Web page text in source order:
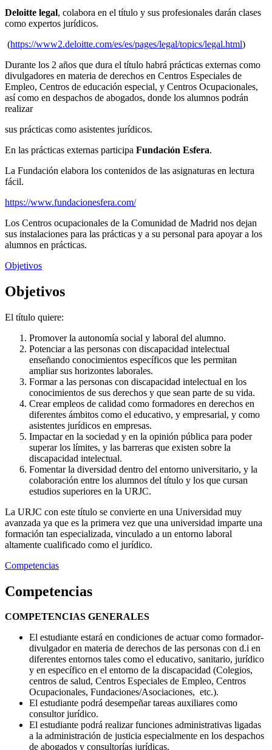
Deloitte legal, colabora en el título y sus profesionales darán clases
como expertos jurídicos.
(https://www2.deloitte.com/es/es/pages/legal/topics/legal.html)
Durante los 2 años que dura el título habrá prácticas externas como
divulgadores en materia de derechos en Centros Especiales de
Empleo, Centros de educación especial, y Centros Ocupacionales,
así como en despachos de abogados, donde los alumnos podrán
realizar
sus prácticas como asistentes jurídicos.
En las prácticas externas participa Fundación Esfera.
La Fundación elabora los contenidos de las asignaturas en lectura
fácil.
https://www.fundacionesfera.com/
Los Centros ocupacionales de la Comunidad de Madrid nos dejan
sus instalaciones para las prácticas y a su personal para apoyar a los
alumnos en prácticas.
Objetivos
Objetivos
El título quiere:
Promover la autonomía social y laboral del alumno.
Potenciar a las personas con discapacidad intelectual
enseñando conocimientos específicos que les permitan
ampliar sus horizontes laborales.
Formar a las personas con discapacidad intelectual en los
conocimientos de sus derechos y que sean parte de su vida.
Crear empleos de calidad como formadores en derechos en
diferentes ámbitos como el educativo, y empresarial, y como
asistentes jurídicos en empresas.
Impactar en la sociedad y en la opinión pública para poder
superar los límites, y las barreras que existen sobre la
discapacidad intelectual.
Fomentar la diversidad dentro del entorno universitario, y la
colaboración entre los alumnos del título y los que cursan
estudios superiores en la URJC.
La URJC con este título se convierte en una Universidad muy
avanzada ya que es la primera vez que una universidad imparte una
formación tan especializada, vinculado a un entorno laboral
altamente cualificado como el jurídico.
Competencias
Competencias
COMPETENCIAS GENERALES
El estudiante estará en condiciones de actuar como formador-
divulgador en materia de derechos de las personas con d.i en
diferentes entornos tales como el educativo, sanitario, jurídico
y en específico en el entorno de la discapacidad (Colegios,
centros de salud, Centros Especiales de Empleo, Centros
Ocupacionales, Fundaciones/Asociaciones, etc.).
El estudiante podrá desempeñar tareas auxiliares como
consultor jurídico.
El estudiante podrá realizar funciones administrativas ligadas
a la administración de justicia especialmente en los despachos
de abogados y consultorías jurídicas.